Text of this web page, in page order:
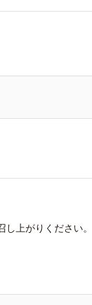
上がりください。